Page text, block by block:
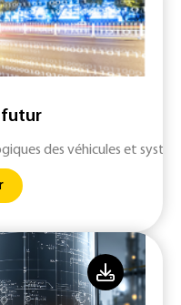
futur
des véhicules et